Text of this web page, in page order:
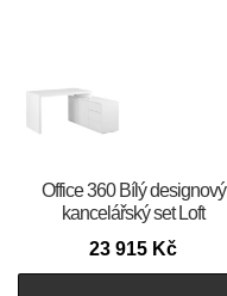
Office 360 Bílý designový
kancelářský set Loft
23 915 Kč